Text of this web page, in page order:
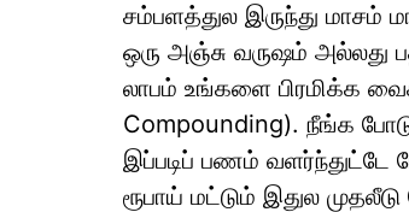
சம்பளத்துல இருந்து மாசம்
ஒரு அஞ்சு வருஷம் அல்லது
லாபம் உங்களை பிரமிக்க
Compounding). நீங்க
இப்படிப் பணம் வளர்ந்துட்டே
ரூபாய் மட்டும் இதுல